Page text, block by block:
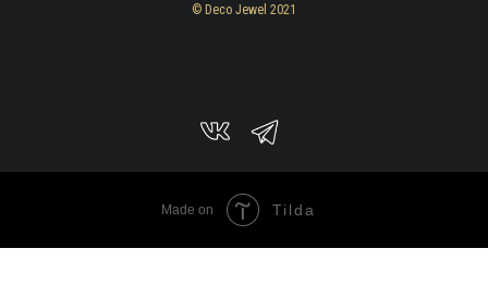
© Deco Jewel 2021
Made on Tilda